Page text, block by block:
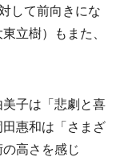
して前向きにな
立樹）もまた、
子は「悲劇と喜
惠和は「さまざ
高さを感じ